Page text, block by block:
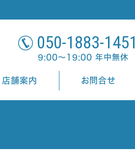
050-1883-1451
9:00～19:00 年中無休
店舗案内 お問合せ